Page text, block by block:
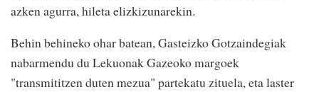
azken agurra, hileta elizkizunarekin.
Behin behineko ohar batean, Gasteizko Gotzaindegiak
nabarmendu du Lekuonak Gazeoko margoek
"transmititzen duten mezua" partekatu zituela, eta laster